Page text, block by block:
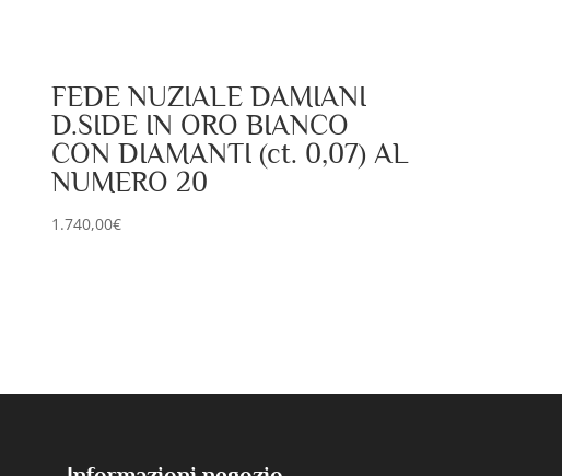
FEDE NUZIALE DAMIANI
D.SIDE IN ORO BIANCO
CON DIAMANTI (ct. 0,07) AL
NUMERO 20
1.740,00€